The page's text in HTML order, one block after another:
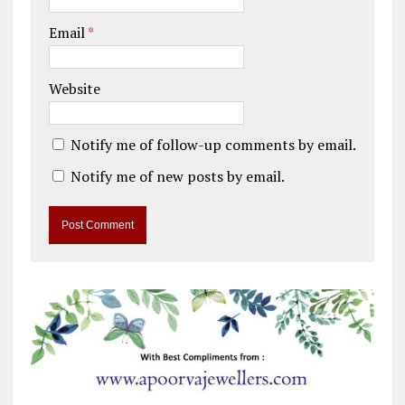
Email*
Website
Notify me of follow-up comments by email.
Notify me of new posts by email.
t
e
r